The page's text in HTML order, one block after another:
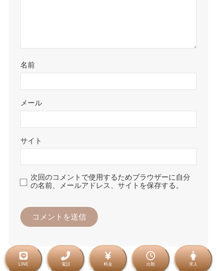
名前
メール
サイト
次回のコメントで使用するためブラウザーに自分
の名前、メールアドレス、サイトを保存する。
2021 金沢メンズエステ Rritz（アールリッツ）
LINE 電話 料金 出勤 求人